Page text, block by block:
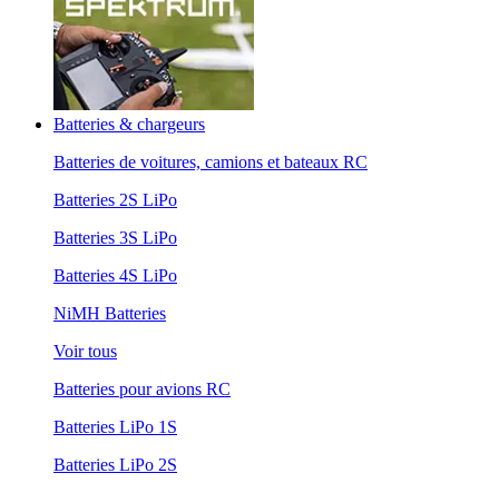
Batteries & chargeurs
Batteries de voitures, camions et bateaux RC
Batteries 2S LiPo
Batteries 3S LiPo
Batteries 4S LiPo
NiMH Batteries
Voir tous
Batteries pour avions RC
Batteries LiPo 1S
Batteries LiPo 2S